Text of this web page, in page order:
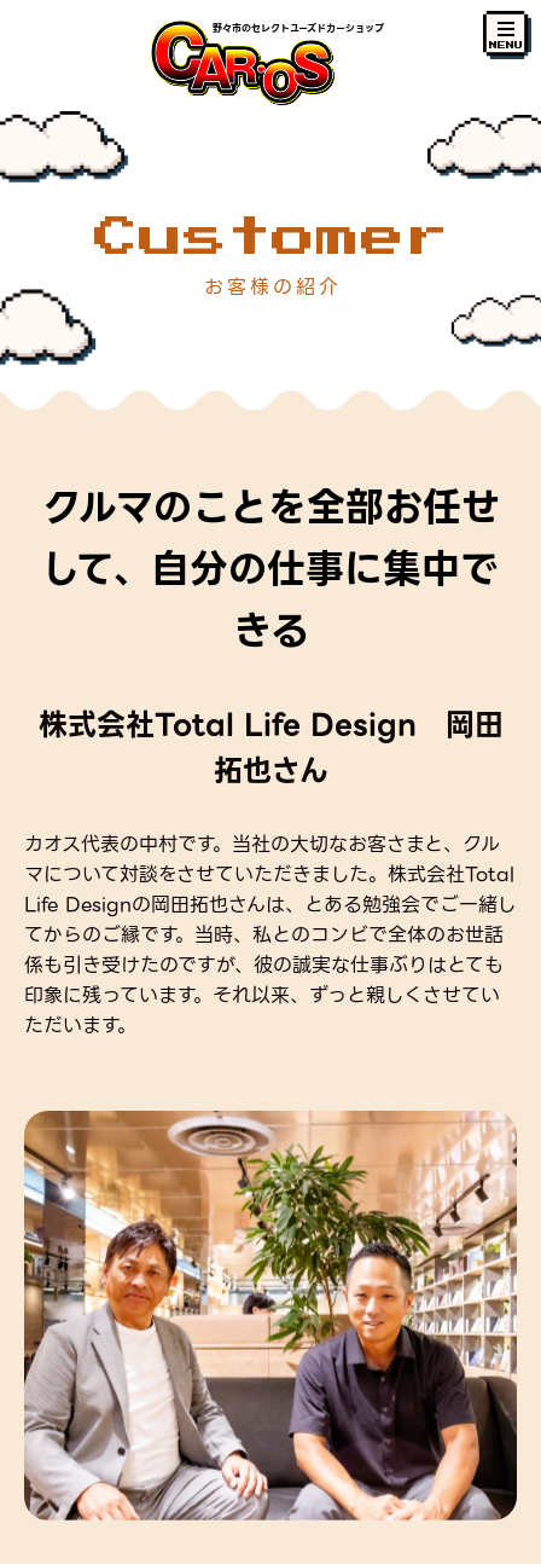
野々市のセレクトユーズドカーショップ
MENU
Customer
お客様の紹介
クルマのことを全部お任せ
して、自分の仕事に集中で
きる
株式会社Total Life Design 岡田
拓也さん
カオス代表の中村です。当社の大切なお客さまと、クル
マについて対談をさせていただきました。株式会社Total
Life Designの岡田拓也さんは、とある勉強会でご一緒し
てからのご縁です。当時、私とのコンビで全体のお世話
係も引き受けたのですが、彼の誠実な仕事ぶりはとても
印象に残っています。それ以来、ずっと親しくさせてい
ただいます。